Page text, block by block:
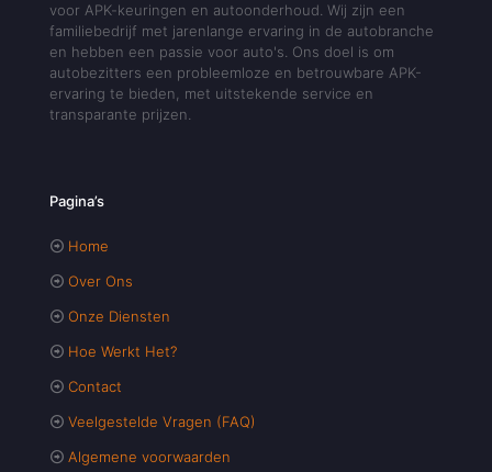
voor APK-keuringen en autoonderhoud. Wij zijn een
familiebedrijf met jarenlange ervaring in de autobranche
en hebben een passie voor auto's. Ons doel is om
autobezitters een probleemloze en betrouwbare APK-
ervaring te bieden, met uitstekende service en
transparante prijzen.
Pagina’s
Home
Over Ons
Onze Diensten
Hoe Werkt Het?
Contact
Veelgestelde Vragen (FAQ)
Algemene voorwaarden